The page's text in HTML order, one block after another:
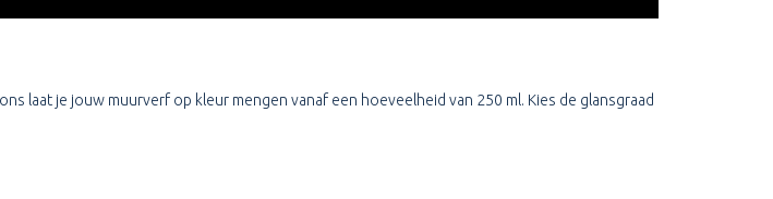
laat je jouw muurverf op kleur mengen vanaf een hoeveelheid van 250 ml. Kies de glansgraad